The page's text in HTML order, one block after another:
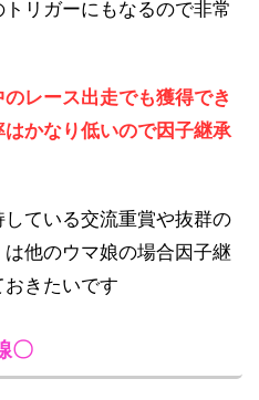
リガーにもなるので非常
レース出走でも獲得でき
かなり低いので因子継承
ている交流重賞や抜群の
他のウマ娘の場合因子継
きたいです
〇